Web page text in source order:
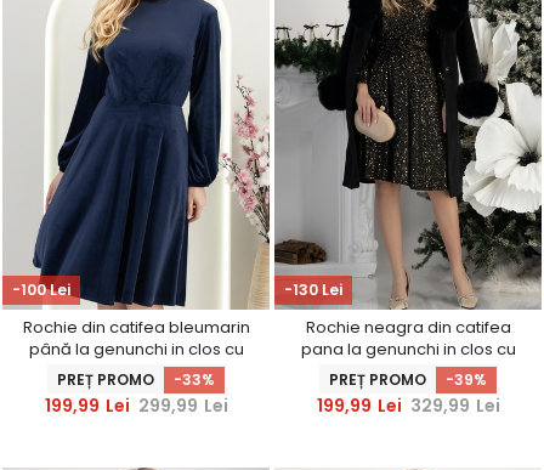
-100 Lei
Rochie din catifea bleumarin
până la genunchi in clos cu
elastic in talie - StarShinerS
PREȚ PROMO -33%
199,99 Lei 299,99 Lei
-130 Lei
Rochie neagra din catifea
pana la genunchi in clos cu
elastic in talie si cordon
detasabil StarShinerS
PREȚ PROMO -39%
199,99 Lei 329,99 Lei